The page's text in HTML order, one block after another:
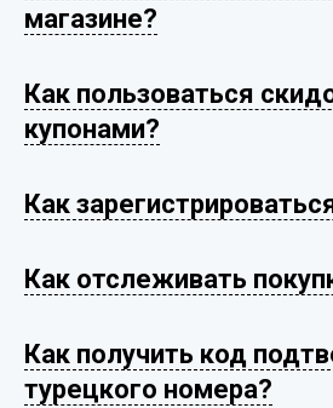
магазине?
Как пользоваться
купонами?
Как
Как отслеживать
Как получить код
турецкого номера?